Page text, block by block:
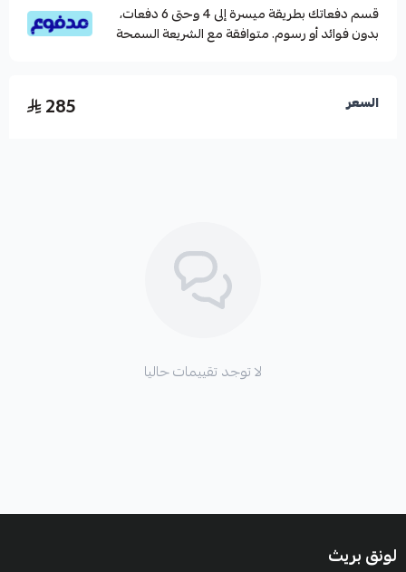
قسم دفعاتك بطريقة ميسرة إلى 4 وحتى 6 دفعات،
بدون فوائد أو رسوم. متوافقة مع الشريعة السمحة
السعر 285
لا توجد تقييمات حاليا
لونق بريث